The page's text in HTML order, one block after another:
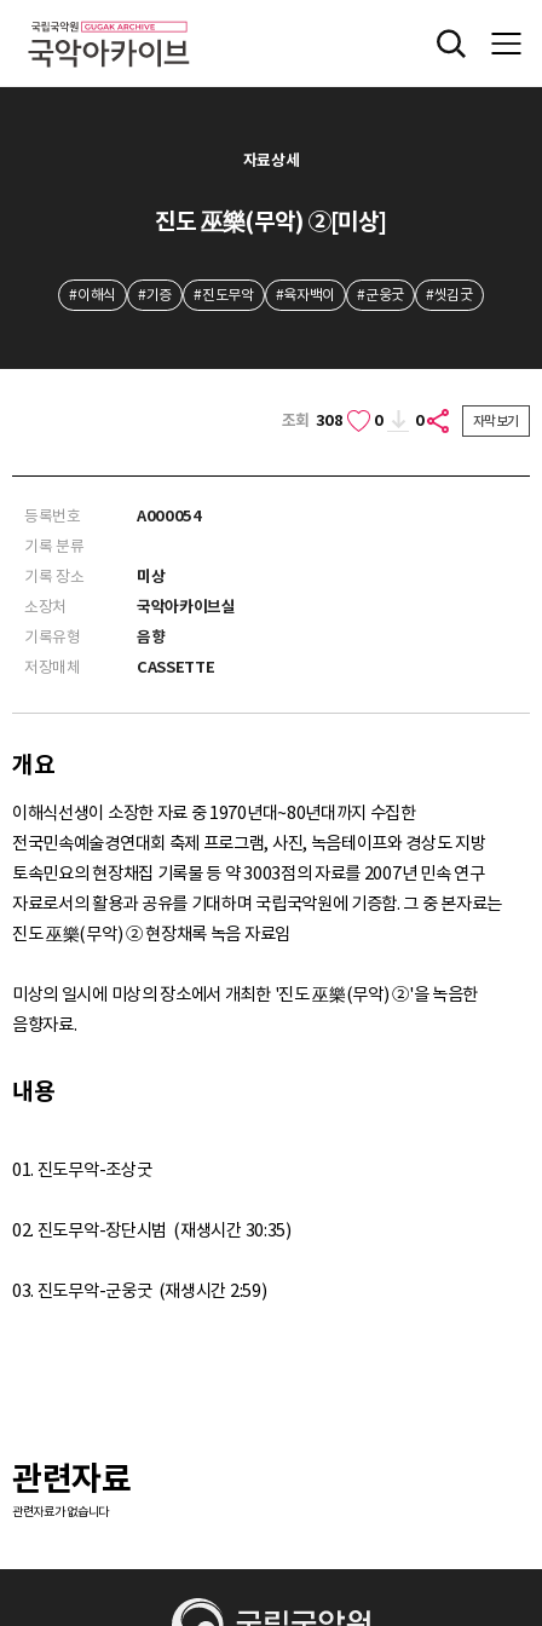
자료상세
진도 巫樂(무악) ②[미상]
#이해식 #기증 #진도무악 #육자백이 #군웅굿 #씻김굿
조회 308 0 0 자막보기
등록번호
A000054
기록 분류
기록 장소
미상
소장처
국악아카이브실
기록유형
음향
저장매체
CASSETTE
개요
이해식선생이 소장한 자료 중 1970년대~80년대까지 수집한
전국민속예술경연대회 축제 프로그램, 사진, 녹음테이프와 경상도 지방
토속민요의 현장채집 기록물 등 약 3003점의 자료를 2007년 민속 연구
자료로서의 활용과 공유를 기대하며 국립국악원에 기증함. 그 중 본자료는
진도 巫樂(무악) ② 현장채록 녹음 자료임
미상의 일시에 미상의 장소에서 개최한 '진도 巫樂(무악) ②'을 녹음한
음향자료.
내용
01. 진도무악-조상굿
02. 진도무악-장단시범 (재생시간 30:35)
관련자료
관련자료가 없습니다